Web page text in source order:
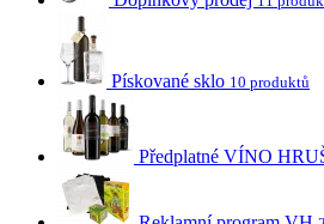
Pískované sklo 10 produktů
Předplatné VÍNO